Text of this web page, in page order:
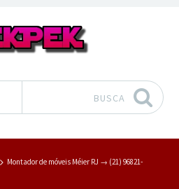
BUSCA
Montador de móveis Méier RJ → (21) 96821-